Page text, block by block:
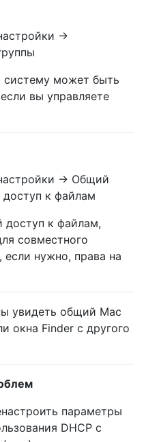
->
систему может быть
вы управляете
-> Общий
к файлам
к файлам,
совместного
если нужно, права на
увидеть общий Mac
окна Finder с другого
параметры
DHCP с